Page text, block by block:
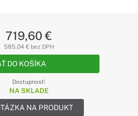
719,60 €
585,04 € bez DPH
DO KOŠÍKA
Dostupnosť:
NA SKLADE
NA PRODUKT